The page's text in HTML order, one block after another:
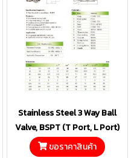
Stainless Steel 3 Way Ball
Valve, BSPT (T Port, L Port)
ขอราคาสินค้า